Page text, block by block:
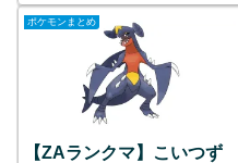
ポケモンまとめ
【ZAランクマ】こいつず